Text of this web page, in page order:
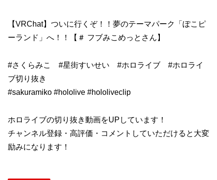
【VRChat】ついに行くぞ！！夢のテーマパーク「ぽこピ
ーランド」へ！！【＃ フブみこめっとさん】
#さくらみこ #星街すいせい #ホロライブ #ホロライ
ブ切り抜き
#sakuramiko #hololive #hololiveclip
ホロライブの切り抜き動画をUPしています！
チャンネル登録・高評価・コメントしていただけると大変
励みになります！